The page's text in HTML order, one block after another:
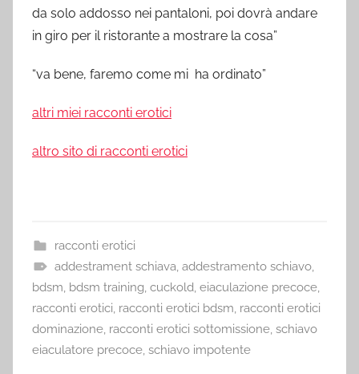
da solo addosso nei pantaloni, poi dovrà andare
in giro per il ristorante a mostrare la cosa”
“va bene, faremo come mi ha ordinato”
altri miei racconti erotici
altro sito di racconti erotici
racconti erotici
addestrament schiava addestramento schiavo,
bdsm bdsm training cuckold eiaculazione precoce
racconti erotici racconti erotici bdsm racconti erotici
dominazione racconti erotici sottomissione schiavo
eiaculatore precoce schiavo impotente